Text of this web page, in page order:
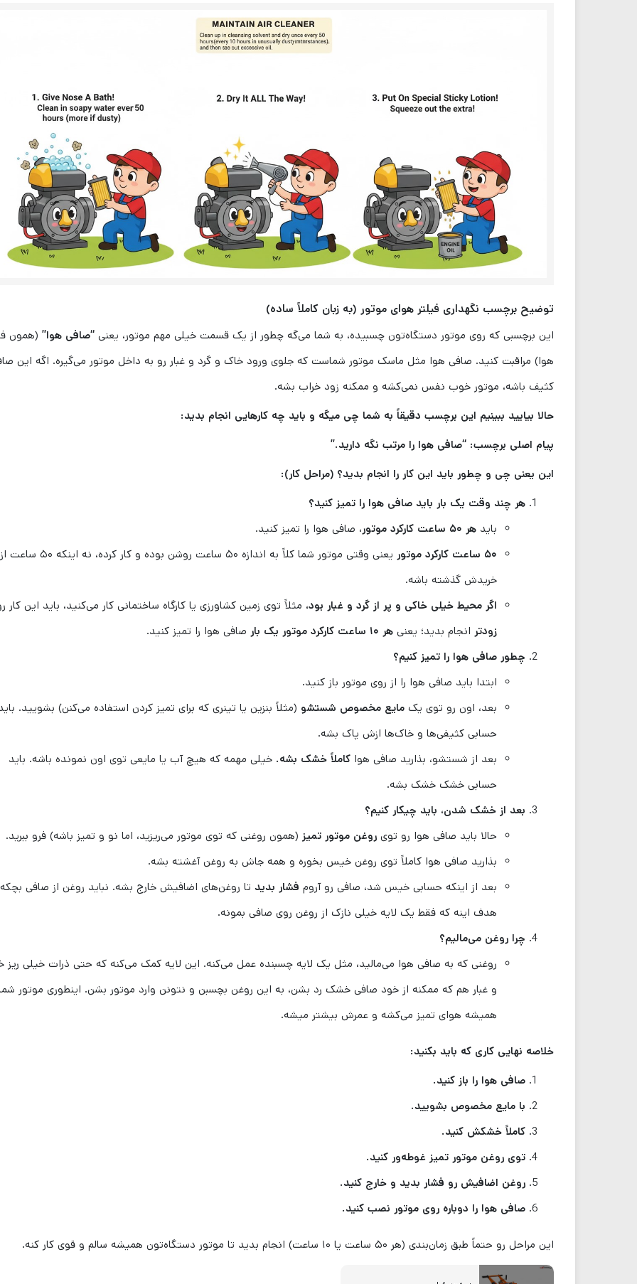
توضیح برچسب نگهداری فیلتر هوای موتور (به زبان کاملاً ساده)
این برچسبی که روی موتور دستگاه‌تون چسبیده، به شما می‌گه چطور از یک قسمت خیلی مهم موتور، یعنی “صافی هوا” (همون
هوا) مراقبت کنید. صافی هوا مثل ماسک موتور شماست که جلوی ورود خاک و گرد و غبار رو به داخل موتور می‌گیره. اگه این
کثیف باشه، موتور خوب نفس نمی‌کشه و ممکنه زود خراب بشه.
حالا بیایید ببینیم این برچسب دقیقاً به شما چی میگه و باید چه کارهایی انجام بدید:
پیام اصلی برچسب: “صافی هوا را مرتب نگه دارید.”
این یعنی چی و چطور باید این کار را انجام بدید؟ (مراحل کار):
هر چند وقت یک بار باید صافی هوا را تمیز کنید؟
باید هر ۵۰ ساعت کارکرد موتور
، صافی هوا را تمیز کنید.
۵۰ ساعت کارکرد موتور
یعنی وقتی موتور شما کلاً به اندازه ۵۰ ساعت روشن بوده و کار کرده، نه اینکه ۵۰ ساعت از
خریدش گذشته باشه.
اگر محیط خیلی خاکی و پر از گرد و غبار بود، مثلاً توی زمین کشاورزی یا کارگاه ساختمانی کار می‌کنید، باید این کار
زودتر انجام بدید؛ یعنی هر ۱۰ ساعت کارکرد موتور یک بار
صافی هوا را تمیز کنید.
چطور صافی هوا را تمیز کنیم؟
ابتدا باید صافی هوا را از روی موتور باز کنید.
بعد، اون رو توی یک مایع مخصوص شستشو (مثلاً بنزین یا تینری که برای تمیز کردن استفاده می‌کنن) بشویید.
حسابی کثیفی‌ها و خاک‌ها ازش پاک بشه.
بعد از شستشو، بذارید صافی هوا کاملاً خشک بشه. خیلی مهمه که هیچ آب یا مایعی توی اون نمونده باشه. باید
حسابی خشک خشک بشه.
بعد از خشک شدن، باید چیکار کنیم؟
حالا باید صافی هوا رو توی روغن موتور تمیز (همون روغنی که توی موتور می‌ریزید، اما نو و تمیز باشه) فرو ببرید.
بذارید صافی هوا کاملاً توی روغن خیس بخوره و همه جاش به روغن آغشته بشه.
بعد از اینکه حسابی خیس شد، صافی رو آروم فشار بدید تا روغن‌های اضافیش خارج بشه. نباید روغن از صافی
هدف اینه که فقط یک لایه خیلی نازک از روغن روی صافی بمونه.
چرا روغن می‌مالیم؟
روغنی که به صافی هوا می‌مالید، مثل یک لایه چسبنده عمل می‌کنه. این لایه کمک می‌کنه که حتی ذرات خیلی ریز
و غبار هم که ممکنه از خود صافی خشک رد بشن، به این روغن بچسبن و نتونن وارد موتور بشن. اینطوری موتور
همیشه هوای تمیز می‌کشه و عمرش بیشتر میشه.
خلاصه نهایی کاری که باید بکنید:
صافی هوا را باز کنید.
با مایع مخصوص بشویید.
کاملاً خشکش کنید.
توی روغن موتور تمیز غوطه‌ور کنید.
روغن اضافیش رو فشار بدید و خارج کنید.
صافی هوا را دوباره روی موتور نصب کنید.
این مراحل رو حتماً طبق زمان‌بندی (هر ۵۰ ساعت یا ۱۰ ساعت) انجام بدید تا موتور دستگاه‌تون همیشه سالم و قوی کار کنه.